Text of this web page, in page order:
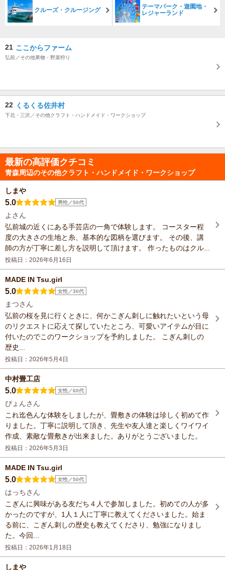
クルーズ・クルージング
テーマパーク・遊園地・
レジャーランド
21 ここからファーム
弘前／その他果物・野菜狩り
22 くるくる佐井村
下北・三沢／その他クラフト・ハンドメイド・ワークショップ
最新の高評価クチコミ
青森周辺のその他クラフト・ハンドメイド・ワークショップ
しまや
5.0 男性／50代
よさん
弘前城の近くにある手芸店の一角で体験します。 コースター程
度の大きさの生地と糸、基本的な図柄を選びます。 その後、講
師の方が丁寧に差し方を説明して頂けます。 作ったものはクル...
投稿日：2026年6月16日
MADE IN Tsu.girl
5.0 女性／30代
まつさん
弘前の桜を見に行くときに、何かこぎん刺しに触れたいという母
のリクエストに応えて探していたところ、可愛いアイテムが目に
付いたのでこのワークショップを予約しました。 こぎん刺しの
歴史...
投稿日：2026年5月4日
中村畳工店
5.0 女性／60代
ぴょんさん
これ迄色んな体験をしましたが、畳敷きの体験は珍しく初めて作
りました。丁寧に説明して頂き、先生や友人達と楽しくワイワイ
作成、素敵な畳敷きが出来ました。ありがとうございました。
投稿日：2026年5月3日
MADE IN Tsu.girl
5.0 女性／50代
はっちさん
こぎんに興味がある友だち４人で参加しました。初めての人が多
かったのですが、1人１人に丁寧に教えてくださいました。始ま
る前に、こぎん刺しの歴史も教えてくださり、勉強になりまし
た。今回...
投稿日：2026年1月18日
しまや